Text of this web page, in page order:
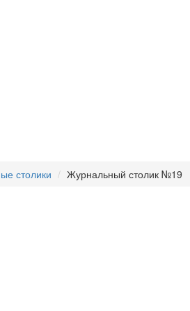
столики Журнальный столик №19